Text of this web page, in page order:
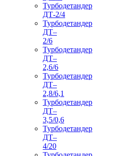
Турбодетандер
ДТ-2/4
Турбодетандер
ДТ–
2/6
Турбодетандер
ДТ–
2,6/6
Турбодетандер
ДТ–
2,8/6,1
Турбодетандер
ДТ–
3,5/0,6
Турбодетандер
ДТ–
4/20